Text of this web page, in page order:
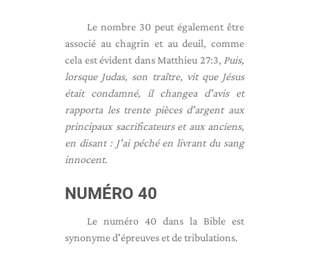
Le nombre 30 peut également être
associé au chagrin et au deuil, comme
cela est évident dans Matthieu 27:3, Puis,
lorsque Judas, son traître, vit que Jésus
était condamné, il changea d'avis et
rapporta les trente pièces d'argent aux
principaux sacrificateurs et aux anciens,
en disant : J'ai péché en livrant du sang
innocent.
NUMÉRO 40
Le numéro 40 dans la Bible est
synonyme d'épreuves et de tribulations.